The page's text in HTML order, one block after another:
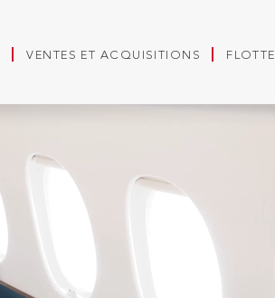
VENTES ET ACQUISITIONS FLOTTE